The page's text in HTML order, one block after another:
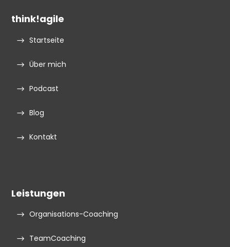
think!agile
Startseite
Über mich
Podcast
Blog
Kontakt
Leistungen
Organisations-Coaching
TeamCoaching